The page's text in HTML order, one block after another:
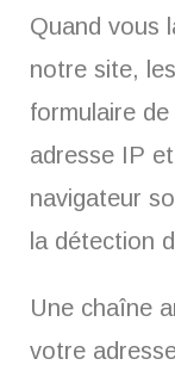
Quand vous
notre site,
formulaire
adresse IP
navigateur
la détection
Une chaîne
votre